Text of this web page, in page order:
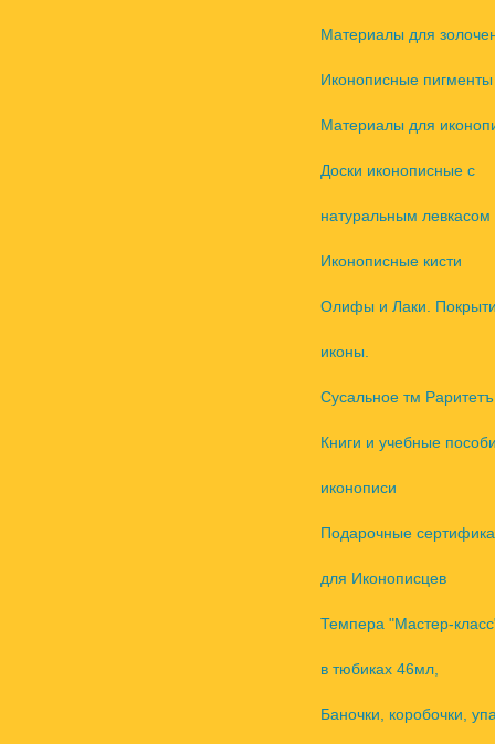
Материалы для
Иконописные пигменты
Материалы для
Доски иконописные с
натуральным левкасом
Иконописные кисти
Олифы и Лаки.
иконы.
Сусальное тм Раритетъ
Книги и учебные
иконописи
Подарочные
для Иконописцев
Темпера "Мастер-
в тюбиках 46мл,
Баночки, коробочки,